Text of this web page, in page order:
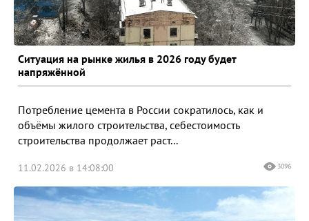
Ситуация на рынке жилья в 2026 году будет
напряжённой
Потребление цемента в России сократилось, как и
объёмы жилого строительства, себестоимость
строительства продолжает раст...
11.02.2026 в 14:08:00 3096